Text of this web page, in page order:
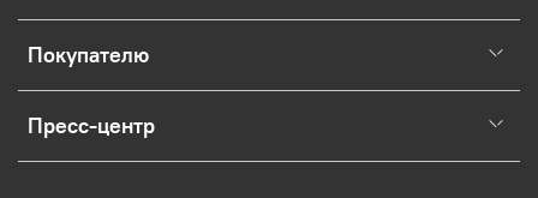
Покупателю
Пресс-центр